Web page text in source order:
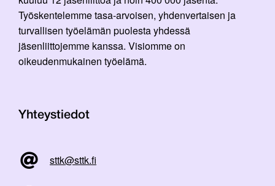
Työskentelemme tasa-arvoisen, yhdenvertaisen ja
turvallisen työelämän puolesta yhdessä
jäsenliittojemme kanssa. Visiomme on
oikeudenmukainen työelämä.
Yhteystiedot
sttk@sttk.fi